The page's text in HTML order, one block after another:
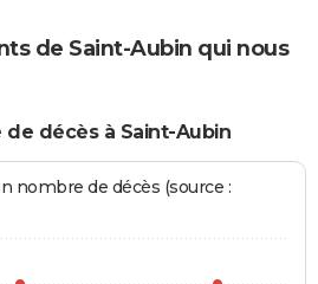
de Saint-Aubin qui nous
décès à Saint-Aubin
nombre de décès (source :